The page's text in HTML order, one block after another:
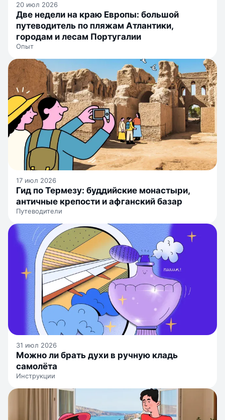
20 июл 2026
Две недели на краю Европы: большой
путеводитель по пляжам Атлантики,
городам и лесам Португалии
Опыт
17 июл 2026
Гид по Термезу: буддийские монастыри,
античные крепости и афганский базар
Путеводители
31 июл 2026
Можно ли брать духи в ручную кладь
самолёта
Инструкции